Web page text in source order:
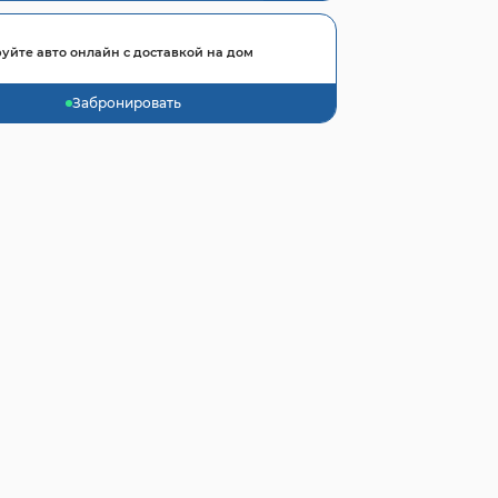
авто онлайн с доставкой на дом
Забронировать